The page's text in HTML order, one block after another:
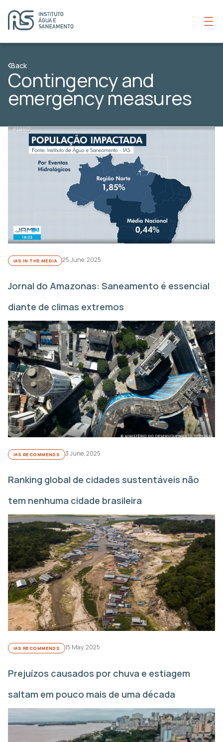
Back
Contingency and
emergency measures
IAS IN THE MEDIA 25 June, 2025
Jornal do Amazonas: Saneamento é essencial
diante de climas extremos
IAS RECOMMENDS 3 June, 2025
Ranking global de cidades sustentáveis não
tem nenhuma cidade brasileira
IAS RECOMMENDS 15 May, 2025
Prejuízos causados por chuva e estiagem
saltam em pouco mais de uma década